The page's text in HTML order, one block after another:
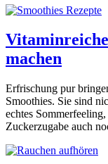
machen
Erfrischung pur
Smoothies. Sie sind
echtes
Zuckerzugabe auch